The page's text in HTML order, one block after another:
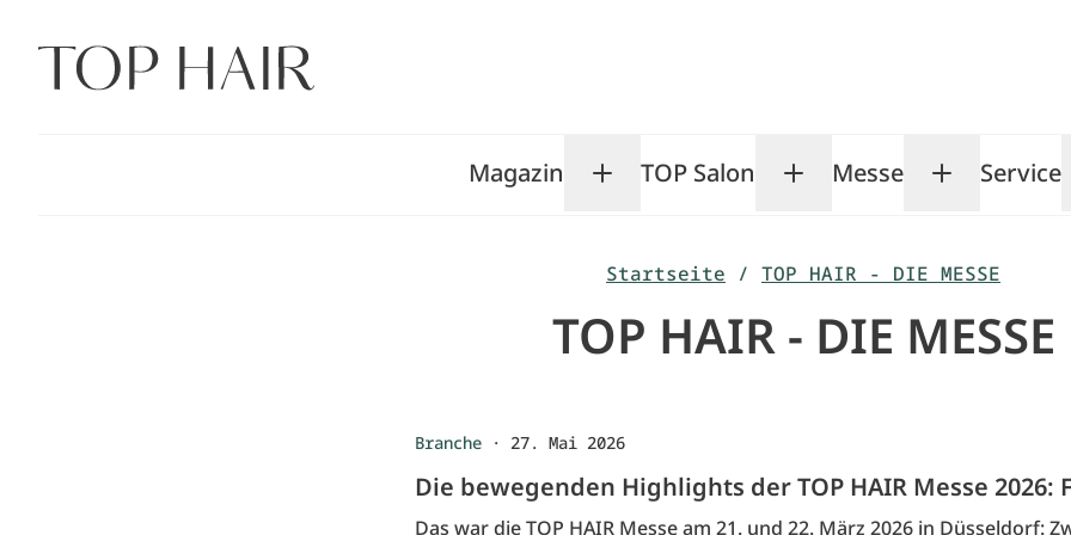
Inhalt
springen
Magazin Toggle Magazin submenu
TOP Salon Toggle TOP Salon
Messe ToggleService
Startseite / TOP HAIR - DIE MESSE
TOP HAIR - DIE MESSE
Branche · 27. Mai 2026
Die bewegenden Highlights der TOP HAIR Messe 2026:
Das war die TOP HAIR Messe am 21. und 22. März 2026 in Düsseldorf: